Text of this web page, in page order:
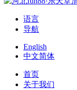
语言
导航
English
中文简体
首页
关于我们